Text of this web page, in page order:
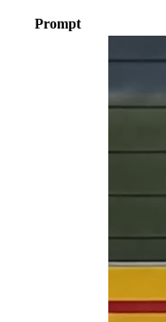
Prompt